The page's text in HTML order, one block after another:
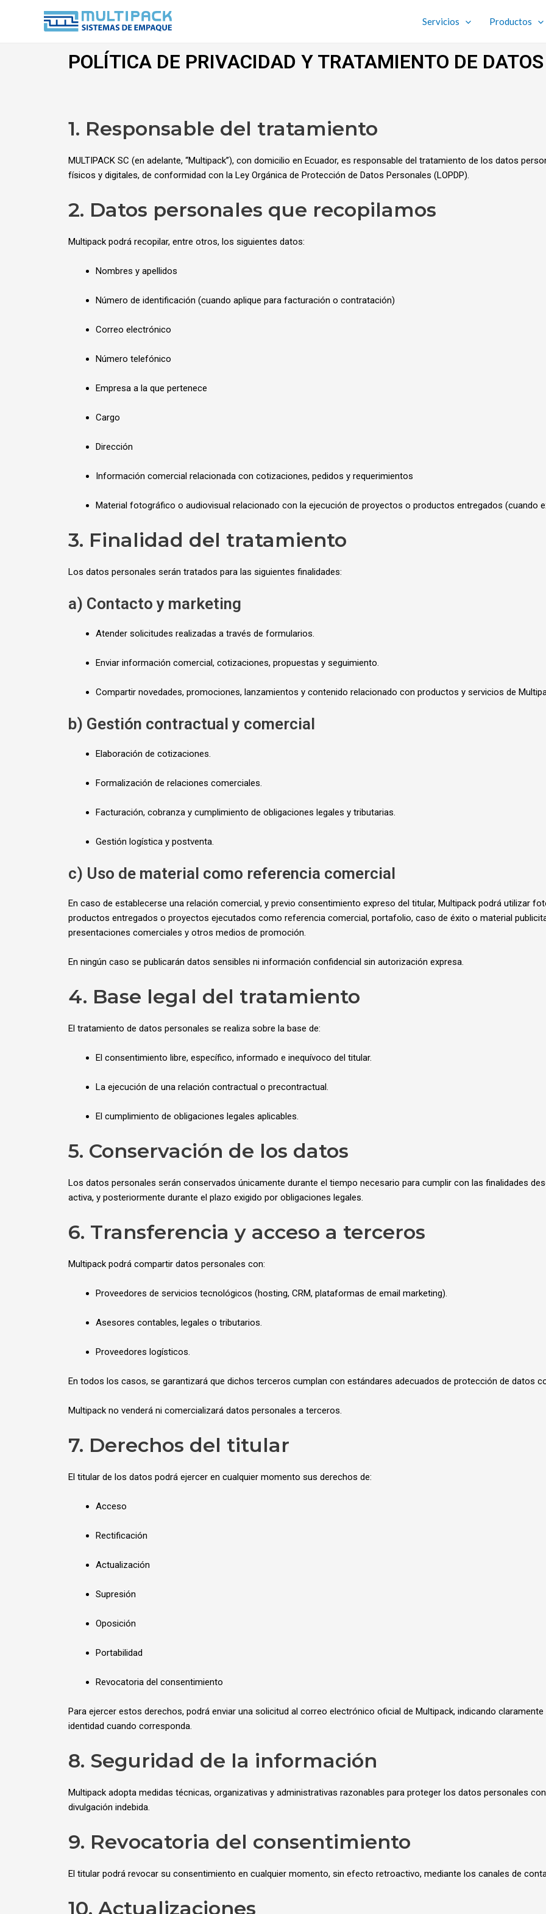
Servicios Productos
POLÍTICA DE PRIVACIDAD Y TRATAMIENTO DE
1. Responsable del tratamiento
MULTIPACK SC (en adelante, “Multipack”), con domicilio en Ecuador, es responsable del tratamiento de los datos
físicos y digitales, de conformidad con la Ley Orgánica de Protección de Datos Personales (LOPDP).
2. Datos personales que recopilamos
Multipack podrá recopilar, entre otros, los siguientes datos:
Nombres y apellidos
Número de identificación (cuando aplique para facturación o contratación)
Correo electrónico
Número telefónico
Empresa a la que pertenece
Cargo
Dirección
Información comercial relacionada con cotizaciones, pedidos y requerimientos
Material fotográfico o audiovisual relacionado con la ejecución de proyectos o productos entregados (cuando
3. Finalidad del tratamiento
Los datos personales serán tratados para las siguientes finalidades:
a) Contacto y marketing
Atender solicitudes realizadas a través de formularios.
Enviar información comercial, cotizaciones, propuestas y seguimiento.
Compartir novedades, promociones, lanzamientos y contenido relacionado con productos y servicios de
b) Gestión contractual y comercial
Elaboración de cotizaciones.
Formalización de relaciones comerciales.
Facturación, cobranza y cumplimiento de obligaciones legales y tributarias.
Gestión logística y postventa.
c) Uso de material como referencia comercial
En caso de establecerse una relación comercial, y previo consentimiento expreso del titular, Multipack podrá utilizar
productos entregados o proyectos ejecutados como referencia comercial, portafolio, caso de éxito o material
presentaciones comerciales y otros medios de promoción.
En ningún caso se publicarán datos sensibles ni información confidencial sin autorización expresa.
4. Base legal del tratamiento
El tratamiento de datos personales se realiza sobre la base de:
El consentimiento libre, específico, informado e inequívoco del titular.
La ejecución de una relación contractual o precontractual.
El cumplimiento de obligaciones legales aplicables.
5. Conservación de los datos
Los datos personales serán conservados únicamente durante el tiempo necesario para cumplir con las finalidades
activa, y posteriormente durante el plazo exigido por obligaciones legales.
6. Transferencia y acceso a terceros
Multipack podrá compartir datos personales con:
Proveedores de servicios tecnológicos (hosting, CRM, plataformas de email marketing).
Asesores contables, legales o tributarios.
Proveedores logísticos.
En todos los casos, se garantizará que dichos terceros cumplan con estándares adecuados de protección de datos
Multipack no venderá ni comercializará datos personales a terceros.
7. Derechos del titular
El titular de los datos podrá ejercer en cualquier momento sus derechos de:
Acceso
Rectificación
Actualización
Supresión
Oposición
Portabilidad
Revocatoria del consentimiento
Para ejercer estos derechos, podrá enviar una solicitud al correo electrónico oficial de Multipack, indicando
identidad cuando corresponda.
8. Seguridad de la información
Multipack adopta medidas técnicas, organizativas y administrativas razonables para proteger los datos personales
divulgación indebida.
9. Revocatoria del consentimiento
El titular podrá revocar su consentimiento en cualquier momento, sin efecto retroactivo, mediante los canales de
10. Actualizaciones